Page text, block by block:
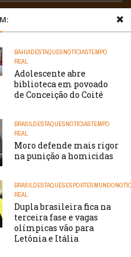
BAHIADESTAQUESNOTÍCIASTEMPO
REAL
Adolescente abre
biblioteca em povoado
de Conceição do Coité
BRASILDESTAQUESNOTÍCIASTEMPO
REAL
Moro defende mais rigor
na punição a homicidas
BRASILDESTAQUESESPORTESMUNDO
REAL
Dupla brasileira fica na
terceira fase e vagas
olímpicas vão para
Letônia e Itália
CONTATO